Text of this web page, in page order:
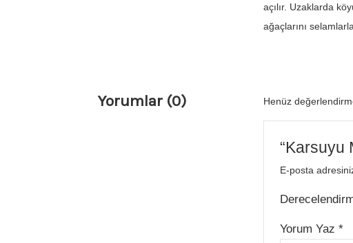
açılır. Uzaklarda
ağaçlarını
Yorumlar (0) Henüz
“Karsuyu
E-posta
Yorum Yaz*